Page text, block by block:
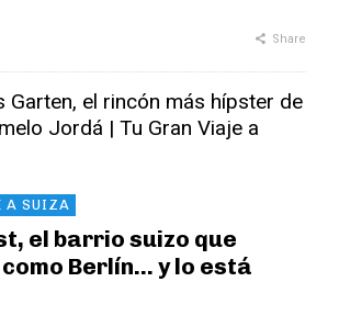
Share
A SUIZA
el barrio suizo que
Berlín… y lo está